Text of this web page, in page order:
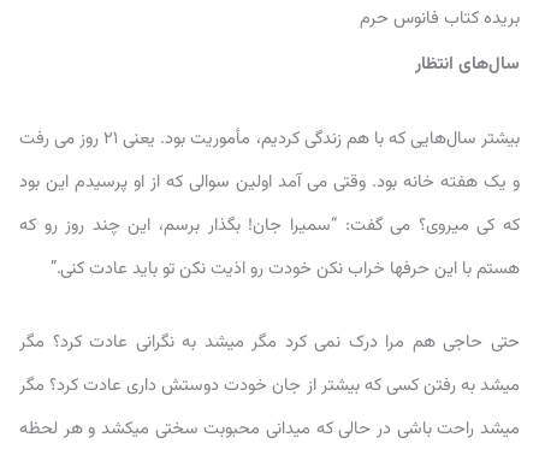
بریده کتاب فانوس حرم
سال‌های انتظار
بیشتر سال‌هایی که با هم زندگی کردیم، مأموریت بود. یعنی ۲۱ روز می رفت
و یک هفته خانه بود. وقتی می آمد اولین سوالی که از او پرسیدم این بود
که کی میروی؟ می گفت: “سمیرا جان! بگذار برسم، این چند روز رو که
هستم با این حرفها خراب نکن خودت رو اذیت نکن تو باید عادت کنی.”
حتى حاجی هم مرا درک نمی کرد مگر میشد به نگرانی عادت کرد؟ مگر
میشد به رفتن کسی که بیشتر از جان خودت دوستش داری عادت کرد؟ مگر
میشد راحت باشی در حالی که میدانی محبوبت سختی میکشد و هر لحظه